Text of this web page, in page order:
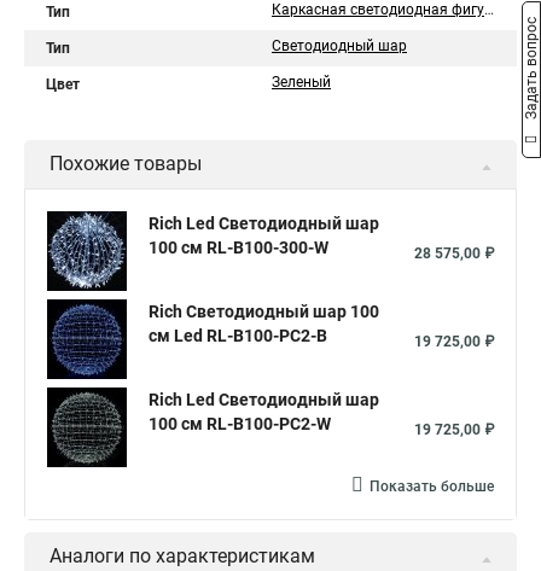
Тип Каркасная светодиодная фигура
Тип Светодиодный шар
Цвет Зеленый
Похожие товары
Rich Led Светодиодный шар
100 см RL-B100-300-W
28 575,00 ₽
Rich Светодиодный шар 100
см Led RL-B100-PC2-B
19 725,00 ₽
Rich Led Светодиодный шар
100 см RL-B100-PC2-W
19 725,00 ₽
Показать больше
Аналоги по характеристикам
Задать вопрос